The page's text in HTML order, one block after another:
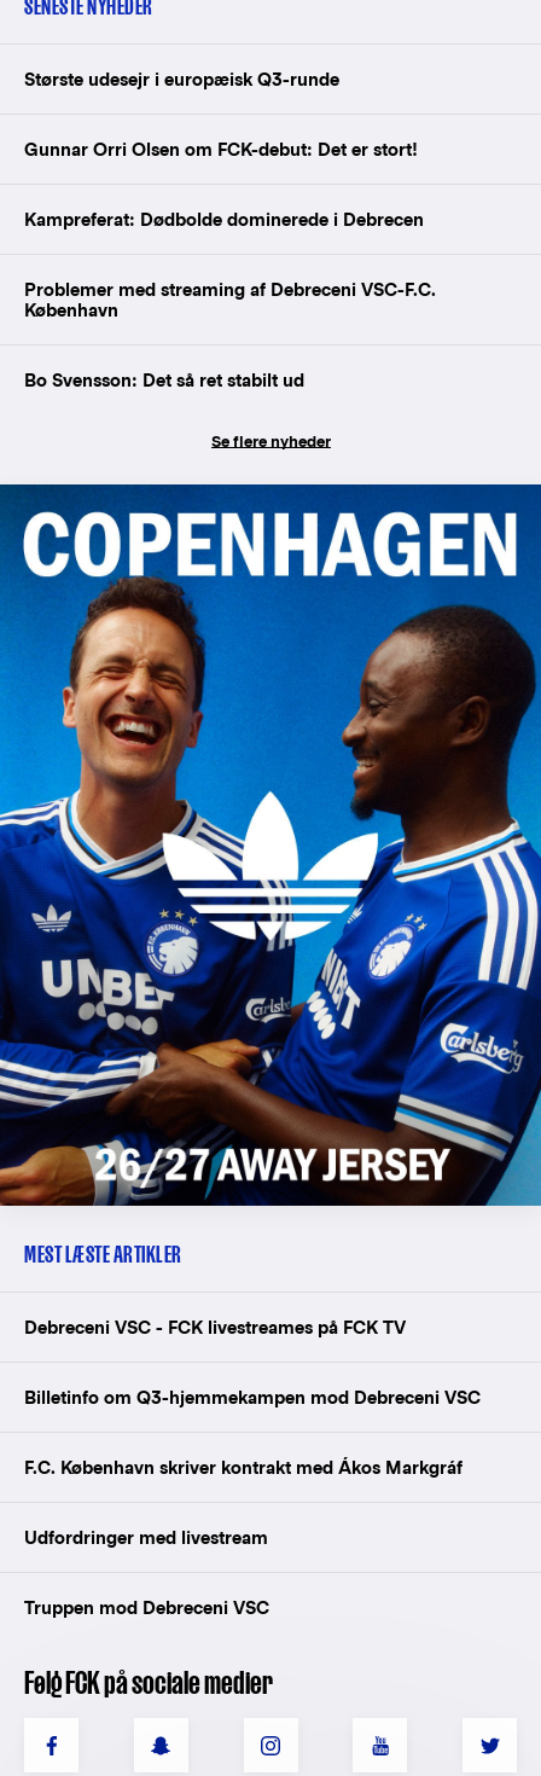
SENESTE NYHEDER
Største udesejr i europæisk Q3-runde
Gunnar Orri Olsen om FCK-debut: Det er stort!
Kampreferat: Dødbolde dominerede i Debrecen
Problemer med streaming af Debreceni VSC-F.C.
København
Bo Svensson: Det så ret stabilt ud
Se flere nyheder
MEST LÆSTE ARTIKLER
Debreceni VSC - FCK livestreames på FCK TV
Billetinfo om Q3-hjemmekampen mod Debreceni VSC
F.C. København skriver kontrakt med Ákos Markgráf
Udfordringer med livestream
Truppen mod Debreceni VSC
Følg FCK på sociale medier